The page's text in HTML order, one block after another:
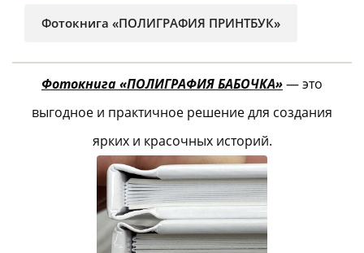
Фотокнига «ПОЛИГРАФИЯ ПРИНТБУК»
Фотокнига «ПОЛИГРАФИЯ БАБОЧКА»— это
выгодное и практичное решение для создания
ярких и красочных историй.